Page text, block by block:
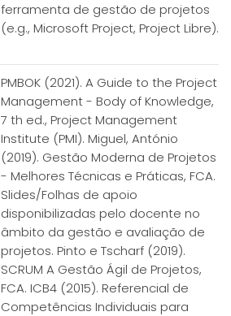
ferramenta de gestão de projetos
(e.g., Microsoft Project, Project Libre).
PMBOK (2021). A Guide to the Project
Management - Body of Knowledge,
7 th ed., Project Management
Institute (PMI). Miguel, António
(2019). Gestão Moderna de Projetos
- Melhores Técnicas e Práticas, FCA.
Slides/Folhas de apoio
disponibilizadas pelo docente no
âmbito da gestão e avaliação de
projetos. Pinto e Tscharf (2019).
SCRUM A Gestão Ágil de Projetos,
FCA. ICB4 (2015). Referencial de
Competências Individuais para